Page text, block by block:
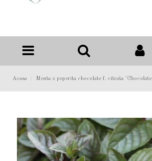
Acasa Menta x peperita chocolate f. citrata "Chocolate"